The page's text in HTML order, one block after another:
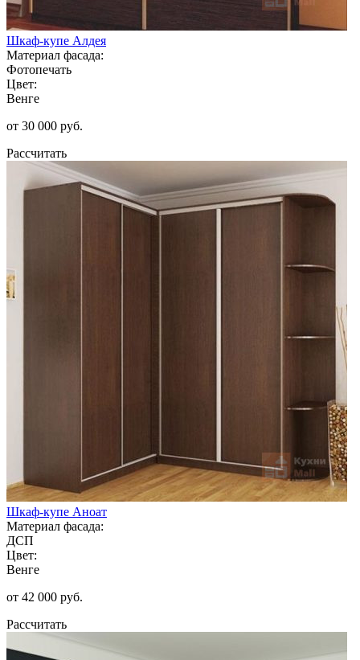
Шкаф-купе Алдея
Материал фасада:
Фотопечать
Цвет:
Венге
от 30 000 руб.
Рассчитать
Шкаф-купе Аноат
Материал фасада:
ДСП
Цвет:
Венге
от 42 000 руб.
Рассчитать